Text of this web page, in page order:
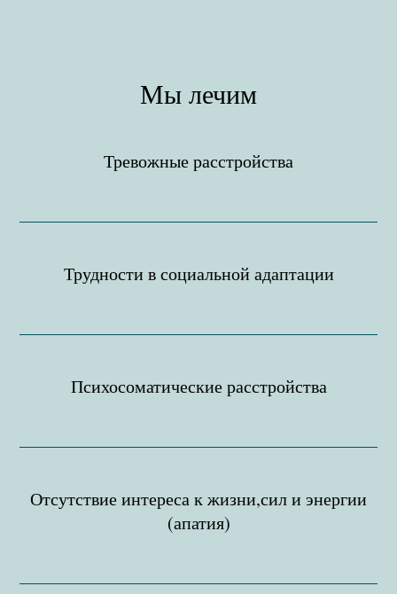
Мы лечим
Тревожные расстройства
Трудности в социальной адаптации
Психосоматические расстройства
Отсутствие интереса к жизни,сил и энергии
(апатия)